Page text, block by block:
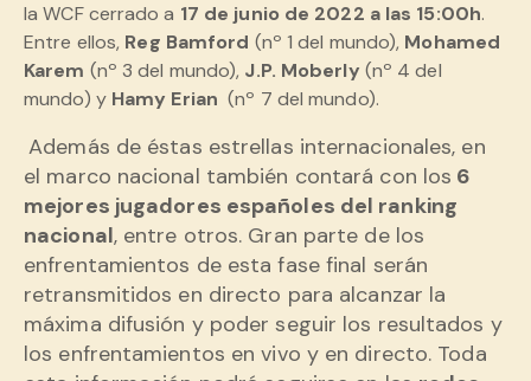
la WCF cerrado a 17 de junio de 2022 a las 15:00h.
Entre ellos, Reg Bamford (nº 1 del mundo), Mohamed
Karem (nº 3 del mundo), J.P. Moberly (nº 4 del
mundo) yHamy Erian (nº 7 del mundo).
Además de éstas estrellas internacionales, en
el marco nacional también contará con los 6
mejores jugadores españoles del ranking
nacional, entre otros. Gran parte de los
enfrentamientos de esta fase final serán
retransmitidos en directo para alcanzar la
máxima difusión y poder seguir los resultados y
los enfrentamientos en vivo y en directo. Toda